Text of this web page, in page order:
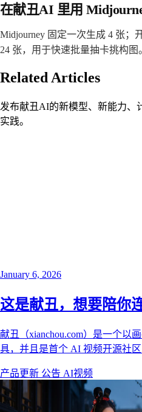
在献丑AI 里用
Midjourney 固定一次生成 4 张；
24 张，用于快速批量抽卡挑构图
Related Articles
发布献丑AI的新模型、新能力、
实践。
January 6, 2026
这是献丑，想要陪你
献丑（xianchou.com）是一个以
具，并且是首个 AI 视频开源社
是资深创作人，都能在这里实现
收！
产品更新 公告 AI视频